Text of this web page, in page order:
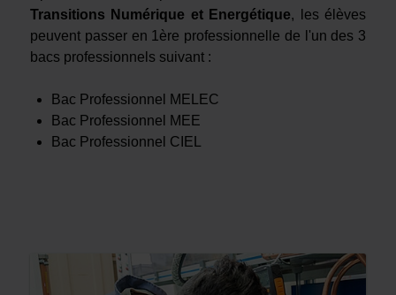
Transitions Numérique et Energétique, les élèves
peuvent passer en 1ère professionnelle de l'un des 3
bacs professionnels suivant :
Bac Professionnel MELEC
Bac Professionnel MEE
Bac Professionnel CIEL